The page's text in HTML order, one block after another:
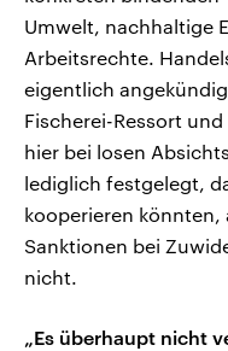
Umwelt, nachhaltige
Arbeitsrechte.
eigentlich
Fischerei-Ressort
hier bei losen
lediglich festgelegt,
kooperieren könnten,
Sanktionen bei
nicht.
„Es überhaupt nicht